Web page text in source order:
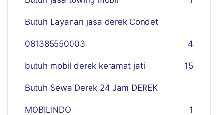
Butuh Layanan jasa derek Condet
081385550003 4
butuh mobil derek keramat jati 15
Butuh Sewa Derek 24 Jam DEREK
MOBILINDO 1